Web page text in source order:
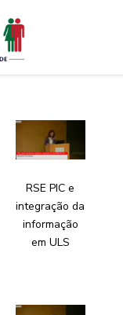
RSE PIC e
integração da
informação
em ULS